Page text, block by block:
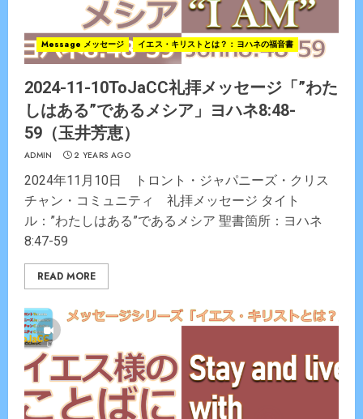
Message メッセージ イエス・キリストとは？：ヨハネの福音書
2024-11-10ToJaCC礼拝メッセージ「”わた
しはある”であるメシア」ヨハネ8:48-
59（玉井芳恵）
ADMIN 2 YEARS AGO
2024年11月10日 トロント・ジャパニーズ・クリス
チャン・コミュニティ 礼拝メッセージ タイト
ル：”わたしはある”であるメシア 聖書箇所：ヨハネ
8:47-59
READ MORE